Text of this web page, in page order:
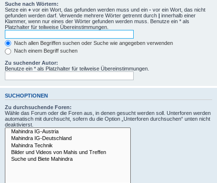
Suche nach Wörtern:
Setze ein + vor ein Wort, das gefunden werden muss und ein - vor ein Wort, das nicht
gefunden werden darf. Verwende mehrere Wörter getrennt durch | innerhalb einer
Klammer, wenn nur eines der Wörter gefunden werden muss. Benutze ein * als
Platzhalter für teilweise Übereinstimmungen.
Nach allen Begriffen suchen oder Suche wie angegeben verwenden
Nach einem Begriff suchen
Zu suchender Autor:
Benutze ein * als Platzhalter für teilweise Übereinstimmungen.
SUCHOPTIONEN
Zu durchsuchende Foren:
Wähle das Forum oder die Foren aus, in denen gesucht werden soll. Unterforen werden
automatisch mit durchsucht, sofern du die Option „Unterforen durchsuchen“ unten nicht
deaktivierst.